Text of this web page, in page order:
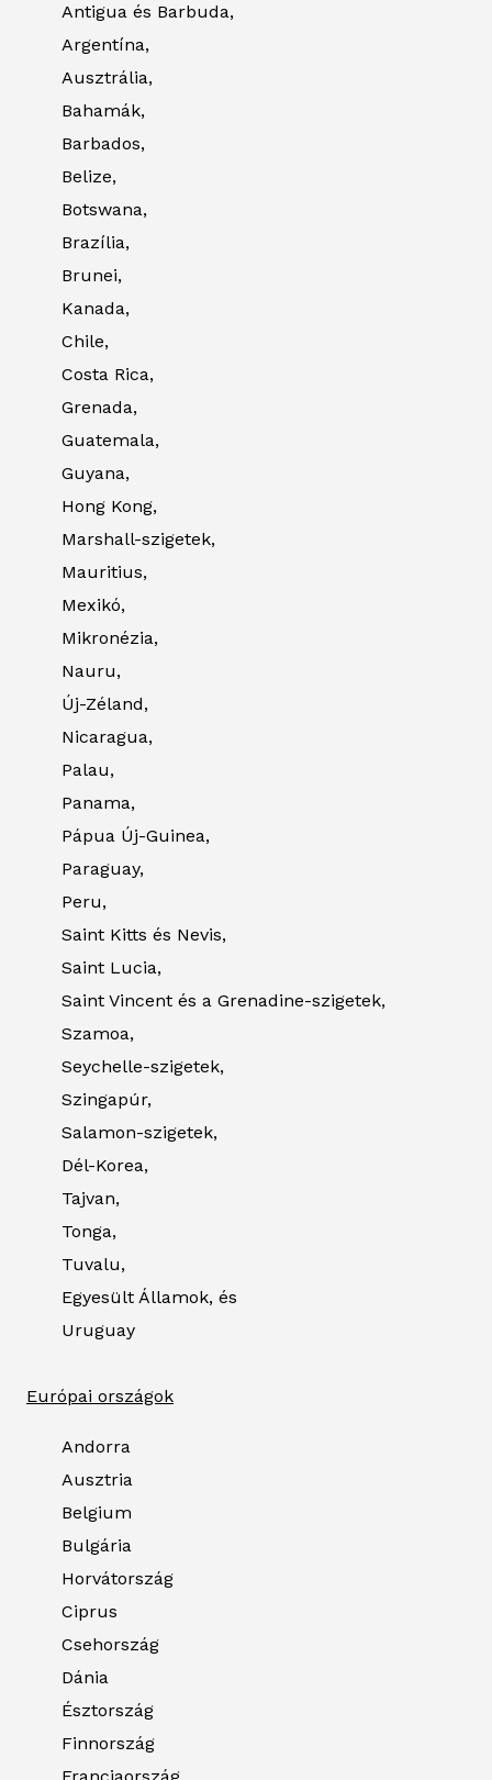
Antigua és Barbuda,
Argentína,
Ausztrália,
Bahamák,
Barbados,
Belize,
Botswana,
Brazília,
Brunei,
Kanada,
Chile,
Costa Rica,
Grenada,
Guatemala,
Guyana,
Hong Kong,
Marshall-szigetek,
Mauritius,
Mexikó,
Mikronézia,
Nauru,
Új-Zéland,
Nicaragua,
Palau,
Panama,
Pápua Új-Guinea,
Paraguay,
Peru,
Saint Kitts és Nevis,
Saint Lucia,
Saint Vincent és a Grenadine-szigetek,
Szamoa,
Seychelle-szigetek,
Szingapúr,
Salamon-szigetek,
Dél-Korea,
Tajvan,
Tonga,
Tuvalu,
Egyesült Államok, és
Uruguay
Európai országok
Andorra
Ausztria
Belgium
Bulgária
Horvátország
Ciprus
Csehország
Dánia
Észtország
Finnország